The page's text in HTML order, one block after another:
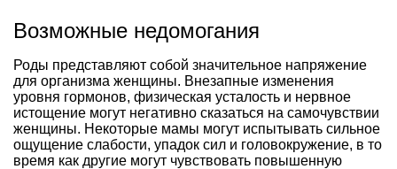
Возможные недомогания
Роды представляют собой значительное напряжение
для организма женщины. Внезапные изменения
уровня гормонов, физическая усталость и нервное
истощение могут негативно сказаться на самочувствии
женщины. Некоторые мамы могут испытывать сильное
ощущение слабости, упадок сил и головокружение, в то
время как другие могут чувствовать повышенную